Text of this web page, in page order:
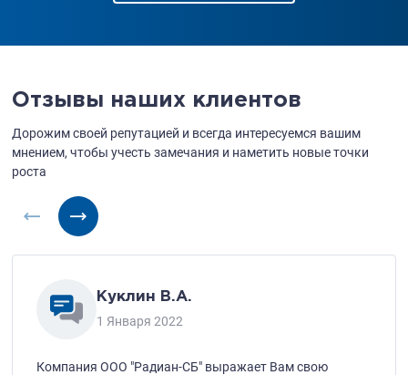
Отзывы наших клиентов
Дорожим своей репутацией и всегда интересуемся вашим
мнением, чтобы учесть замечания и наметить новые точки
роста
Куклин В.А.
1 Января 2022
Компания ООО "Радиан-СБ" выражает Вам свою